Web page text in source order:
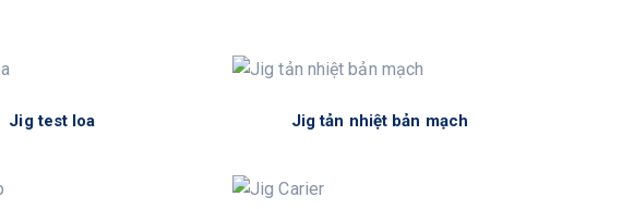
Jig test loa Jig tản nhiệt bản mạch